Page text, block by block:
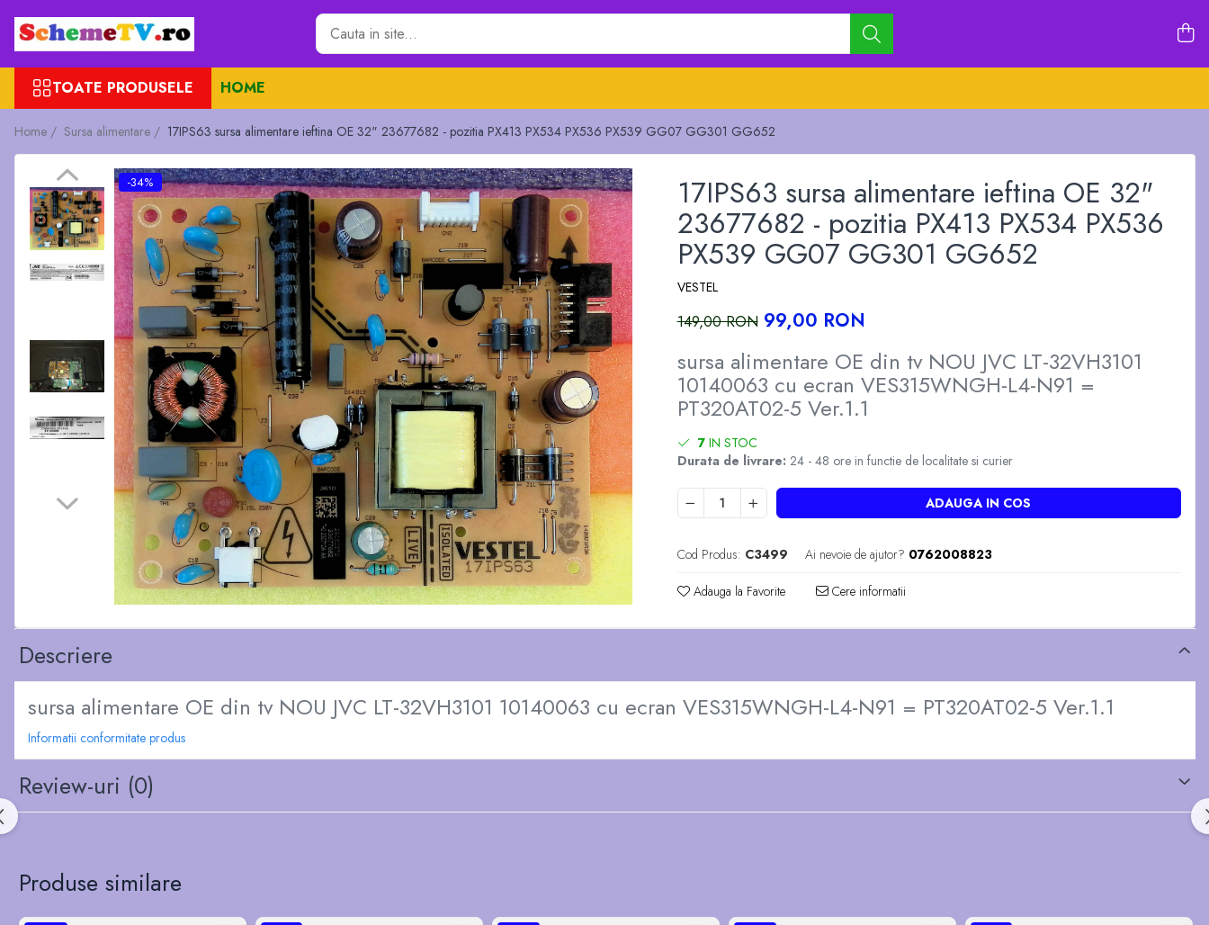
Toate Produsele
Placi de baza
Seturi Benzi LED
Revista Service TV
Module TCON
Driver LED
Diverse
TOATE PRODUSELE HOME
Home / Sursa alimentare / 17IPS63 sursa alimentare ieftina OE 32" 23677682 - pozitia PX413 PX534 PX536 PX539 GG07 GG301 GG652
17IPS63 sursa alimentare ieftina OE 32"
23677682 - pozitia PX413 PX534 PX536
PX539 GG07 GG301 GG652
VESTEL
-34%
149,00 RON 99,00 RON
sursa alimentare OE din tv NOU JVC LT-32VH3101
10140063 cu ecran VES315WNGH-L4-N91 =
PT320AT02-5 Ver.1.1
7IN STOC
Durata de livrare: 24 - 48 ore in functie de localitate si curier
ADAUGA IN COS
Cod Produs: C3499 Ai nevoie de ajutor? 0762008823
Adauga la Favorite Cere informatii
Descriere
sursa alimentare OE din tv NOU JVC LT-32VH3101 10140063 cu ecran VES315WNGH-L4-N91 = PT320AT02-5 Ver.1.1
Informatii conformitate produs
Review-uri (0)
Produse similare